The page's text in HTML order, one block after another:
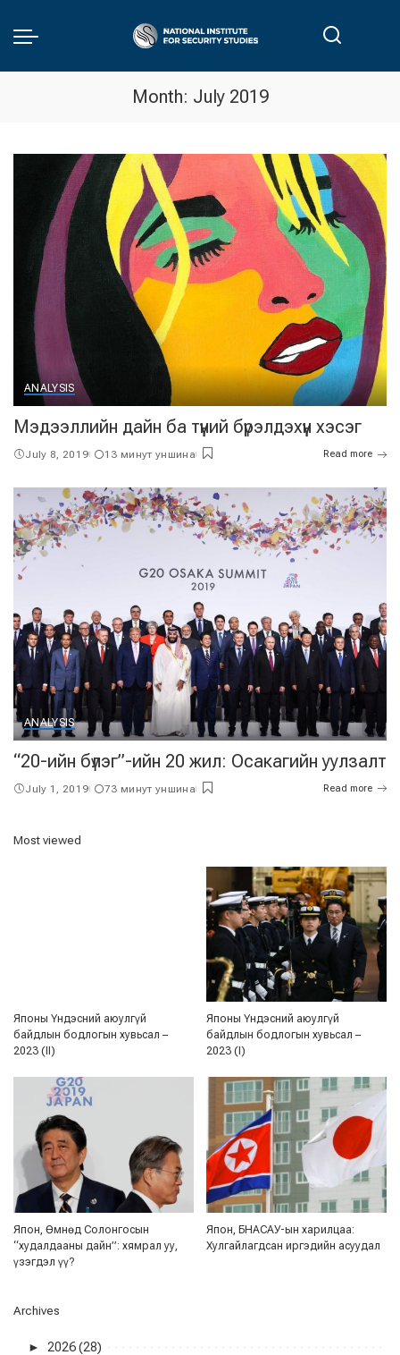
Month: July 2019
ANALYSIS
Мэдээллийн дайн ба түүний бүрэлдэхүүн хэсэг
July 8, 2019 13 минут уншина Read more
ANALYSIS
“20-ийн бүлэг”-ийн 20 жил: Осакагийн уулзалт
July 1, 2019 73 минут уншина Read more
Most viewed
Японы Үндэсний аюулгүй
байдлын бодлогын хувьсал –
2023 (II)
Японы Үндэсний аюулгүй
байдлын бодлогын хувьсал –
2023 (I)
Япон, Өмнөд Солонгосын
“худалдааны дайн”: хямрал уу,
үзэгдэл үү?
Япон, БНАСАУ-ын харилцаа:
Хулгайлагдсан иргэдийн асуудал
Archives
► 2026 (28)